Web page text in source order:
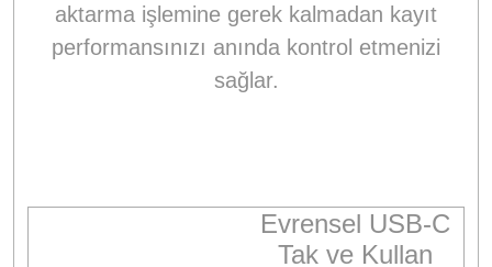
aktarma işlemine gerek kalmadan kayıt
performansınızı anında kontrol etmenizi
sağlar.
Evrensel USB-C
Tak ve Kullan